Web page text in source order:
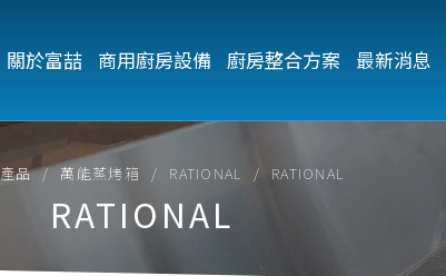
關於富喆 商用廚房設備 廚房整合方案 最新消息
產品 萬能蒸烤箱 RATIONAL RATIONAL
RATIONAL